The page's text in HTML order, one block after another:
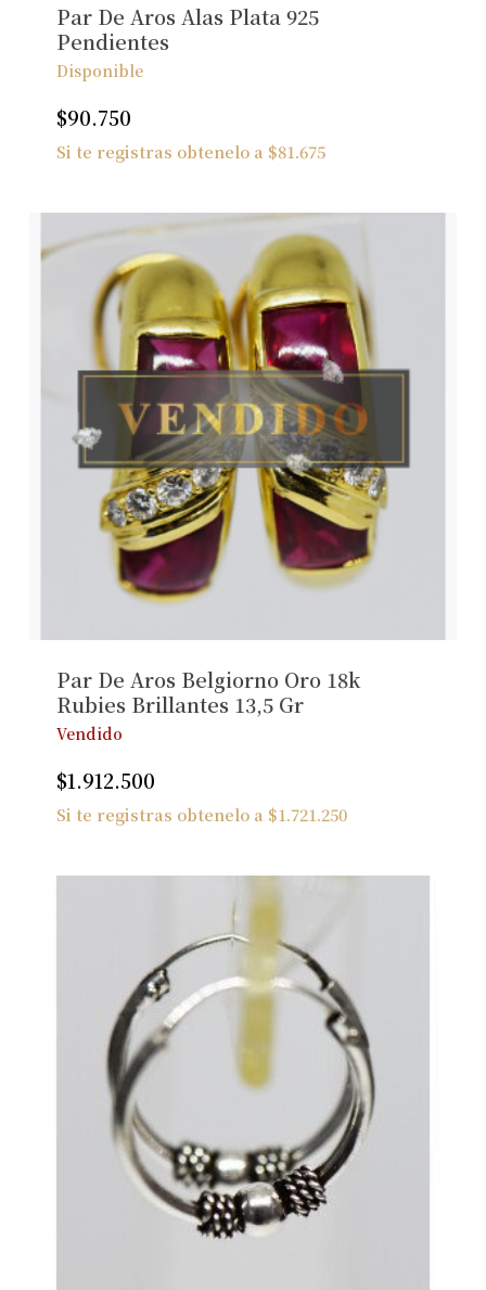
Par De Aros Alas Plata 925
Pendientes
Disponible
$90.750
Si te registras obtenelo a $81.675
Par De Aros Belgiorno Oro 18k
Rubies Brillantes 13,5 Gr
Vendido
$1.912.500
Si te registras obtenelo a $1.721.250